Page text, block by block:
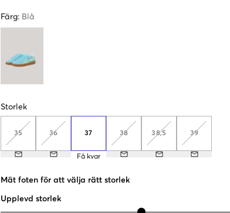
Färg: Blå
Storlek
35 36 37
Få kvar
38 38,5 39
Mät foten för att välja rätt storlek
Upplevd storlek